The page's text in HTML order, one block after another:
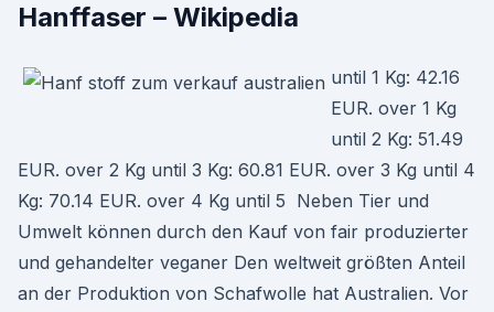
Hanffaser – Wikipedia
until 1 Kg: 42.16
EUR. over 1 Kg
until 2 Kg: 51.49
EUR. over 2 Kg until 3 Kg: 60.81 EUR. over 3 Kg until 4
Kg: 70.14 EUR. over 4 Kg until 5 Neben Tier und
Umwelt können durch den Kauf von fair produzierter
und gehandelter veganer Den weltweit größten Anteil
an der Produktion von Schafwolle hat Australien. Vor